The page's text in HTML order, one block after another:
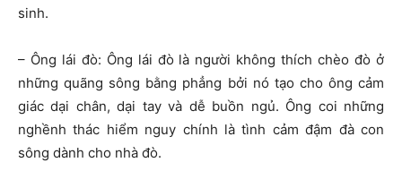
sinh.
– Ông lái đò: Ông lái đò là người không thích chèo đò ở
những quãng sông bằng phẳng bởi nó tạo cho ông cảm
giác dại chân, dại tay và dễ buồn ngủ. Ông coi những
nghềnh thác hiểm nguy chính là tình cảm đậm đà con
sông dành cho nhà đò.